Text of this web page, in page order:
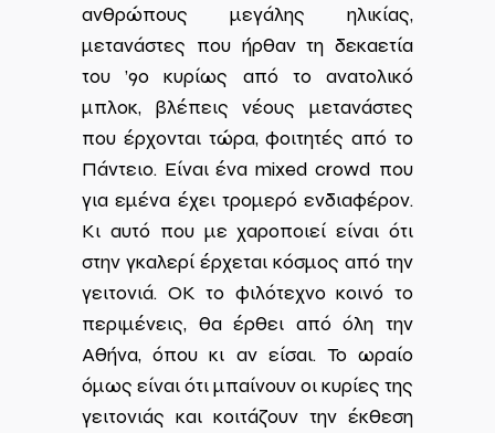
ανθρώπους μεγάλης ηλικίας,
μετανάστες που ήρθαν τη δεκαετία
του ’90 κυρίως από το ανατολικό
μπλοκ, βλέπεις νέους μετανάστες
που έρχονται τώρα, φοιτητές από το
Πάντειο. Είναι ένα mixed crowd που
για εμένα έχει τρομερό ενδιαφέρον.
Κι αυτό που με χαροποιεί είναι ότι
στην γκαλερί έρχεται κόσμος από την
γειτονιά. ΟK το φιλότεχνο κοινό το
περιμένεις, θα έρθει από όλη την
Αθήνα, όπου κι αν είσαι. Το ωραίο
όμως είναι ότι μπαίνουν οι κυρίες της
γειτονιάς και κοιτάζουν την έκθεση